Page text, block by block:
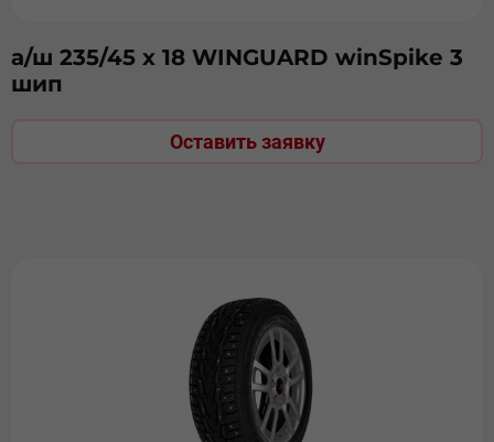
а/ш 235/45 х 18 WINGUARD winSpike 3
шип
Оставить заявку